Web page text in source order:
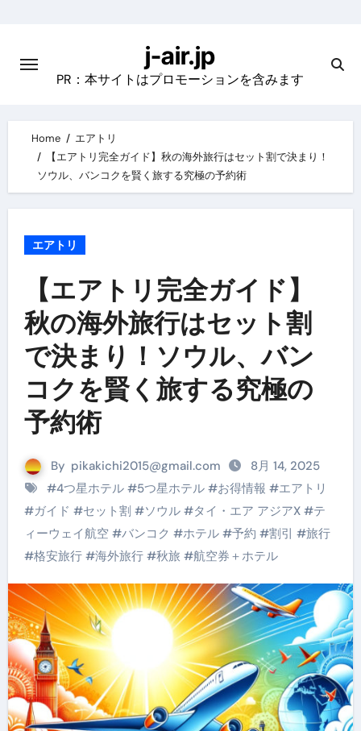
content
j-air.jp
PR：本サイトはプロモーションを含みます
Home
エアトリ
【エアトリ完全ガイド】秋の海外旅行はセット割で決まり！
ソウル、バンコクを賢く旅する究極の予約術
エアトリ
【エアトリ完全ガイド】
秋の海外旅行はセット割
で決まり！ソウル、バン
コクを賢く旅する究極の
予約術
By pikakichi2015@gmail.com
8月 14, 2025
#4つ星ホテル#5つ星ホテル#お得情報 #エアトリ
#ガイド #セット割 #ソウル#タイ・エア アジアX#テ
ィーウェイ航空 #バンコク #ホテル#予約 #割引 #旅行
#格安旅行#海外旅行#秋旅 #航空券＋ホテル